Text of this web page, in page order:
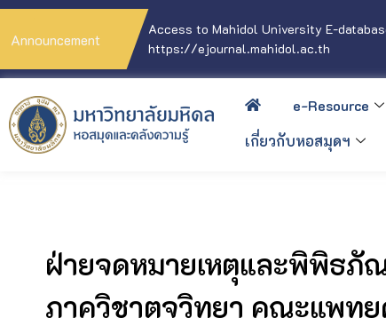
Announcement
Access to Mahidol University E-
https://ejournal.mahidol.ac.th
e-Resource
เกี่ยวกับหอสมุดฯ
ฝ่ายจดหมายเหตุและพิพิธภั
ภาควิชาตจวิทยา คณะแพท